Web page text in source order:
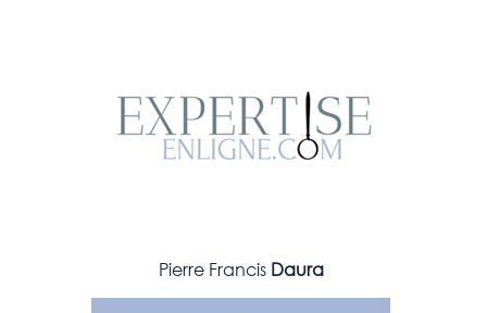
Pierre Francis Daura